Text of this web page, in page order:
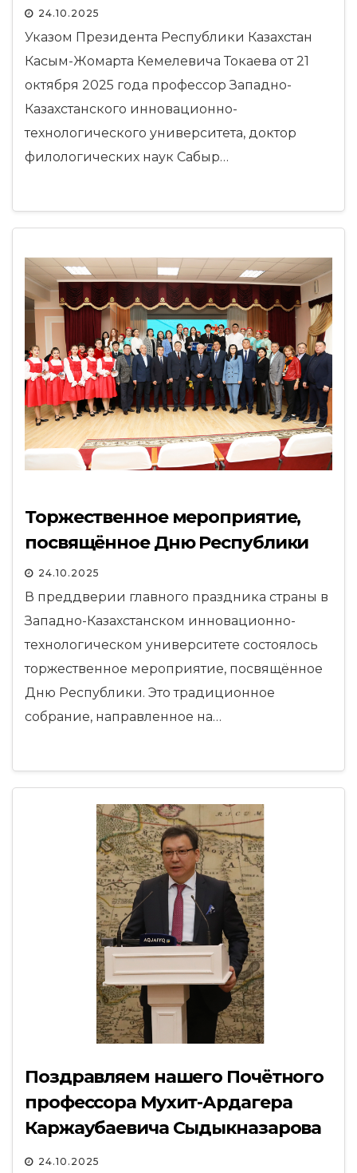
24.10.2025
Указом Президента Республики Казахстан
Касым-Жомарта Кемелевича Токаева от 21
октября 2025 года профессор Западно-
Казахстанского инновационно-
технологического университета, доктор
филологических наук Сабыр…
Торжественное мероприятие,
посвящённое Дню Республики
24.10.2025
В преддверии главного праздника страны в
Западно-Казахстанском инновационно-
технологическом университете состоялось
торжественное мероприятие, посвящённое
Дню Республики. Это традиционное
собрание, направленное на…
Поздравляем нашего Почётного
профессора Мухит-Ардагера
Каржаубаевича Сыдыкназарова
с присуждением
24.10.2025